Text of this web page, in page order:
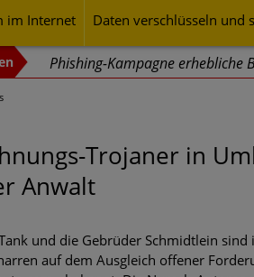
im Internet Daten verschlüsseln und
Phishing-Kampagne erhebliche
Trends bei Cyber Crimes
Exponentiell wachsende
mehr Cyber-Resilienz tun können
Digitale Assets aller Arten im
Ungebremster Aufstieg:
Trojaner in
Anwalt
und die Gebrüder Schmidtlein
auf dem Ausgleich offener